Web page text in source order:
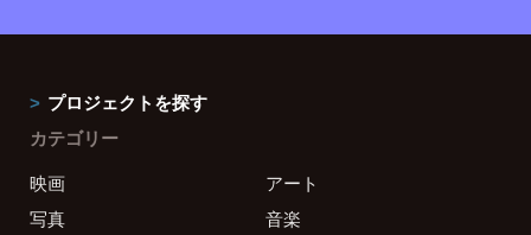
プロジェクトを探す
カテゴリー
映画
アート
写真
音楽